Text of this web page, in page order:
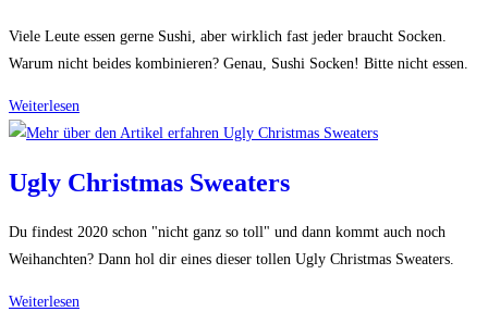
Viele Leute essen gerne Sushi, aber wirklich fast jeder braucht Socken.
Warum nicht beides kombinieren? Genau, Sushi Socken! Bitte nicht essen.
Weiterlesen
Socken
Ugly Christmas Sweaters
Du findest 2020 schon "nicht ganz so toll" und dann kommt auch noch
Weihanchten? Dann hol dir eines dieser tollen Ugly Christmas Sweaters.
Weiterlesen